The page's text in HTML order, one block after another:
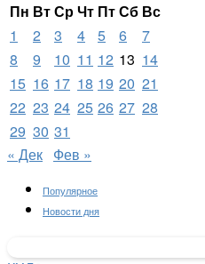
Пн ВтСрЧт ПтСб Вс
1
2 3 4 5 6
7
8
9 10 11 12 13 14
15 16 17 18 19 20 21
22 23 24 25 26 27 28
29 30 31
« Дек Фев »
Популярное
Новости дня